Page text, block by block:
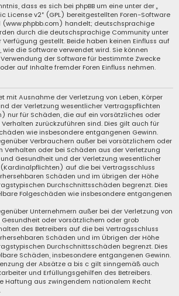
dass es sich bei phpBB um eine unter der „
License v2“ (GPL) bereitgestellten Foren-Software
(www.phpbb.com) handelt; deutschsprachige
durch die deutschsprachige Community unter
Verfügung gestellt. Beide haben keinen Einfluss auf
wie die Software verwendet wird. Sie können
der Software für bestimmte Zwecke
auf Inhalte fremder Foren Einfluss nehmen.
mit Ausnahme der Verletzung von Leben, Körper
der Verletzung wesentlicher Vertragspflichten
nur für Schäden, die auf ein vorsätzliches oder
zurückzuführen sind. Dies gilt auch für
wie insbesondere entgangenen Gewinn.
Verbrauchern außer bei vorsätzlichem oder
Verhalten oder bei Schäden aus der Verletzung
und Gesundheit und der Verletzung wesentlicher
auf die bei Vertragsschluss
Schäden und im übrigen der Höhe
Durchschnittsschäden begrenzt. Dies
Folgeschäden wie insbesondere entgangenen
Unternehmern außer bei der Verletzung von
Gesundheit oder vorsätzlichem oder grob
des Betreibers auf die bei Vertragsschluss
Schäden und im Übrigen der Höhe
Durchschnittsschäden begrenzt. Dies
Schäden, insbesondere entgangenen Gewinn.
der Absätze a bis c gilt sinngemäß auch
und Erfüllungsgehilfen des Betreibers.
Haftung aus zwingendem nationalem Recht